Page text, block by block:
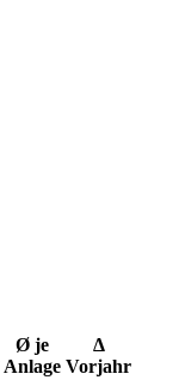
Ø je
Anlage
Δ
Vorjahr